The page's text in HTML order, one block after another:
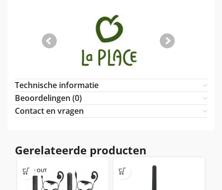
Technische informatie
Beoordelingen (0)
Contact en vragen
Gerelateerde producten
SOLD OUT